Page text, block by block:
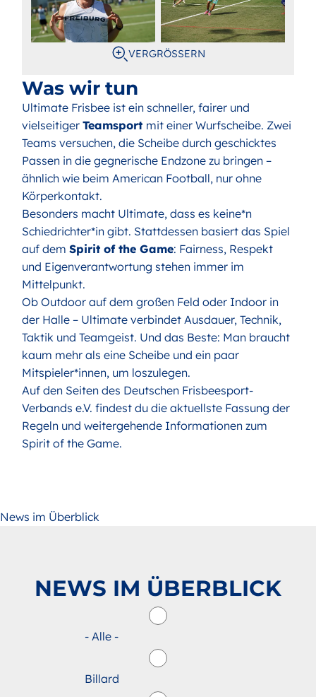
VERGRÖSSERN
Was wir tun
Ultimate Frisbee ist ein schneller, fairer und
vielseitiger Teamsport mit einer Wurfscheibe. Zwei
Teams versuchen, die Scheibe durch geschicktes
Passen in die gegnerische Endzone zu bringen –
ähnlich wie beim American Football, nur ohne
Körperkontakt.
Besonders macht Ultimate, dass es keine*n
Schiedrichter*in gibt. Stattdessen basiert das Spiel
auf dem Spirit of the Game: Fairness, Respekt
und Eigenverantwortung stehen immer im
Mittelpunkt.
Ob Outdoor auf dem großen Feld oder Indoor in
der Halle – Ultimate verbindet Ausdauer, Technik,
Taktik und Teamgeist. Und das Beste: Man braucht
kaum mehr als eine Scheibe und ein paar
Mitspieler*innen, um loszulegen.
Auf den Seiten des Deutschen Frisbeesport-
Verbands e.V. findest du die aktuellste Fassung der
Regeln und weitergehende Informationen zum
Spirit of the Game.
News im Überblick
NEWS IM ÜBERBLICK
- Alle -
Billard